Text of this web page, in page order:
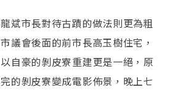
斌市長對待古蹟的做法則更為粗
議會後面的前市長高玉樹住宅，
自豪的剝皮寮重建更是一絕，原
的剝皮寮變成電影佈景，晚上七